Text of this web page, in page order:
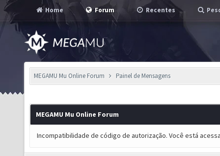
Home Forum Recentes
MEGAMU Mu Online Forum Painel de Mensagens
MEGAMU Mu Online Forum
Incompatibilidade de código de autorização. Você está